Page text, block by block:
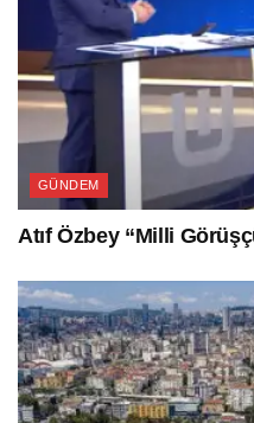
GÜNDEM
Atıf Özbey “Milli